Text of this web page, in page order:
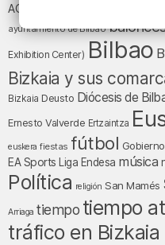
ACB
ayuntamiento de Bilbao
Exhibition Center) Bilbao
Bizkaia y sus
Bizkaia Deusto Diócesis de
Ernesto Valverde Ertzaintza
euskera fiestas fútbol
EA Sports Liga Endesa música
Política religión San Mamés
Arriaga tiempo tiempo
tráfico en Bizkaia